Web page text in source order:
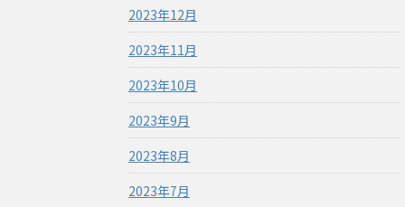
2023年12月
2023年11月
2023年10月
2023年9月
2023年8月
2023年7月